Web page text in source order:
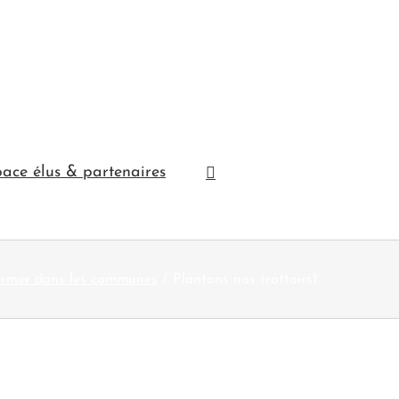
élus & partenaires